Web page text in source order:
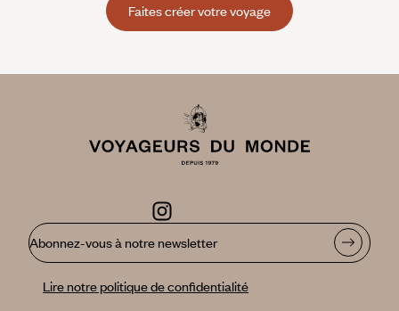
Faites créer votre voyage
Abonnez-vous à notre newsletter
Lire notre politique de confidentialité